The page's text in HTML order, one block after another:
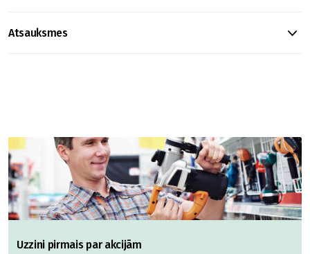
Atsauksmes
Uzzini pirmais par akcijām